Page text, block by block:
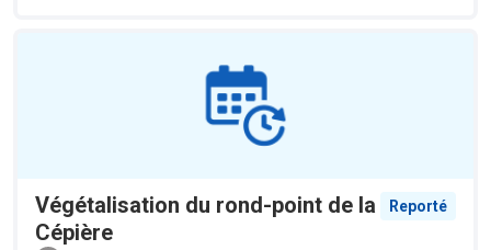
Végétalisation du rond-point de la
Cépière
Reporté